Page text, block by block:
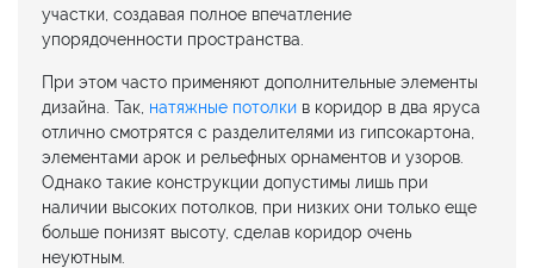
участки, создавая полное впечатление
упорядоченности пространства.
При этом часто применяют дополнительные элементы
дизайна. Так, натяжные потолки в коридор в два яруса
отлично смотрятся с разделителями из гипсокартона,
элементами арок и рельефных орнаментов и узоров.
Однако такие конструкции допустимы лишь при
наличии высоких потолков, при низких они только еще
больше понизят высоту, сделав коридор очень
неуютным.